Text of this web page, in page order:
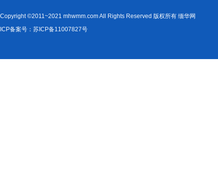
Copyright ©2011~2021 mhwmm.com All Rights Reserved 版权所有 缅华网
ICP备案号：苏ICP备11007827号